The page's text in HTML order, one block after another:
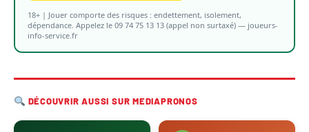
18+ | Jouer comporte des risques : endettement, isolement,
dépendance. Appelez le 09 74 75 13 13 (appel non surtaxé) — joueurs-
info-service.fr
DÉCOUVRIR AUSSI SUR MEDIAPRONOS